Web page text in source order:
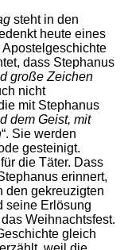
steht in den
heute eines
dass Stephanus
große Zeichen
nicht
mit Stephanus
dem Geist, mit
“. Sie werden
gesteinigt.
die Täter. Dass
erinnert,
den gekreuzigten
seine Erlösung
Weihnachtsfest.
gleich